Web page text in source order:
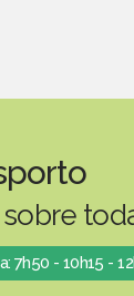
7h50 - 10h15 -